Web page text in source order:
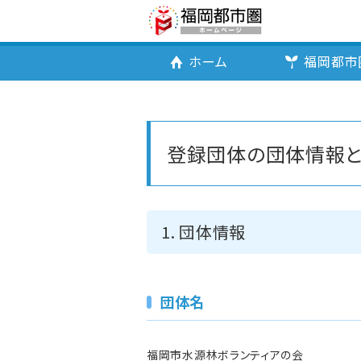
ホーム 福岡都
登録団体の団体情報
1. 団体情報
団体名
福岡市水源林ボランティアの会